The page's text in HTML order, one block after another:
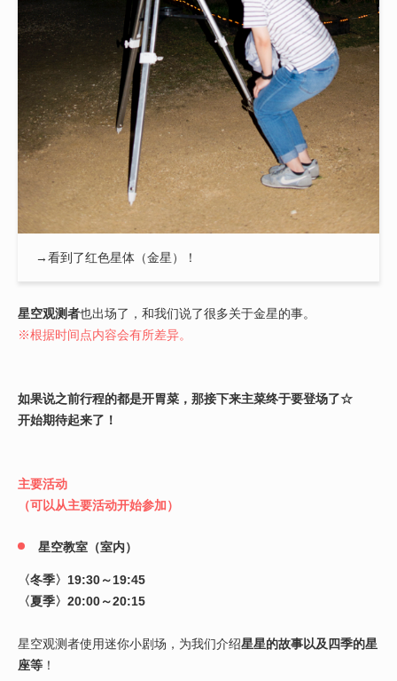
→看到了红色星体（金星）！
星空观测者也出场了，和我们说了很多关于金星的事。
※根据时间点内容会有所差异。
如果说之前行程的都是开胃菜，那接下来主菜终于要登场了☆
开始期待起来了！
主要活动
（可以从主要活动开始参加）
星空教室（室内）
〈冬季〉19:30～19:45
〈夏季〉20:00～20:15
星空观测者使用迷你小剧场，为我们介绍星星的故事以及四季的星
座等 ！